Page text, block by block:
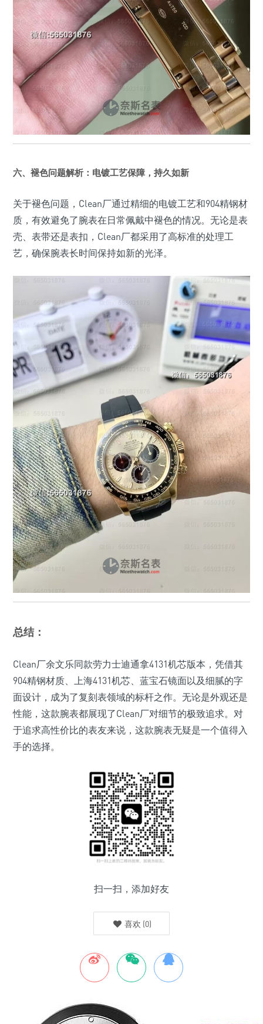
六、褪色问题解析：电镀工艺保障，持久如新
关于褪色问题，Clean厂通过精细的电镀工艺和904精钢材
质，有效避免了腕表在日常佩戴中褪色的情况。无论是表
壳、表带还是表扣，Clean厂都采用了高标准的处理工
艺，确保腕表长时间保持如新的光泽。
总结：
Clean厂余文乐同款劳力士迪通拿4131机芯版本，凭借其
904精钢材质、上海4131机芯、蓝宝石镜面以及细腻的字
面设计，成为了复刻表领域的标杆之作。无论是外观还是
性能，这款腕表都展现了Clean厂对细节的极致追求。对
于追求高性价比的表友来说，这款腕表无疑是一个值得入
手的选择。
扫一扫，添加好友
喜欢 (0)